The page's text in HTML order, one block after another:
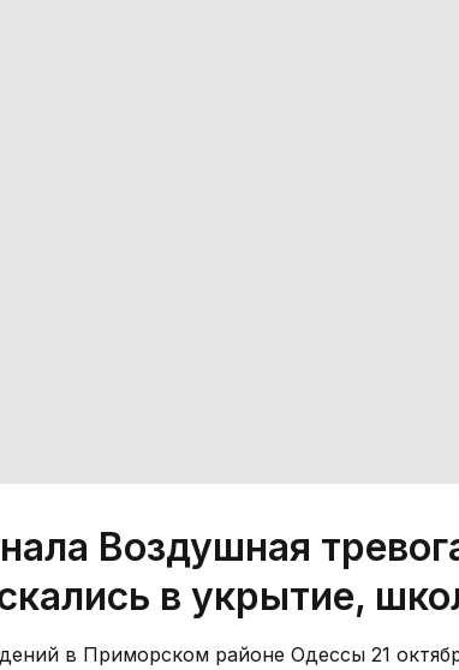
Воздушная
в укрытие,
в Приморском районе Одессы 21